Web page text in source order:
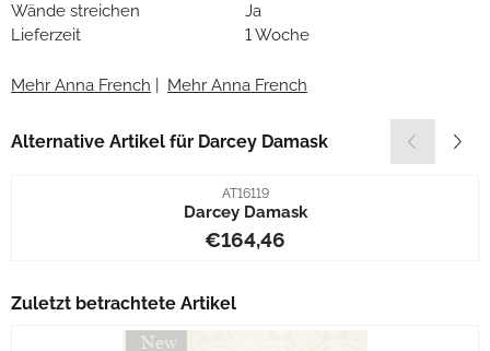
Wände streichen
Ja
Lieferzeit
1 Woche
Mehr Anna French Mehr Anna French
Alternative Artikel für Darcey Damask
Artikelnummer
AT16119
Darcey Damask
Preis: 164,46
€164,46
Zuletzt betrachtete Artikel